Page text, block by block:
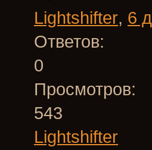
Lightshifter, 6
Ответов:
0
Просмотров:
543
Lightshifter